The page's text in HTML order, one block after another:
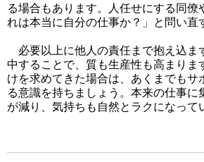
る場合もあります。人任せにする同僚
れは本当に自分の仕事か？」と問い直
必要以上に他人の責任まで抱え込ま
中することで、質も生産性も高まりま
けを求めてきた場合は、あくまでもサ
る意識を持ちましょう。本来の仕事に
が減り、気持ちも自然とラクになって